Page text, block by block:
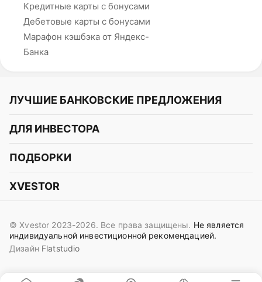
Кредитные карты с бонусами
Дебетовые карты с бонусами
Марафон кэшбэка от Яндекс-
Банка
ЛУЧШИЕ БАНКОВСКИЕ ПРЕДЛОЖЕНИЯ
Альфа-Банк
СБЕР
Газпромбанк
OZON Банк
Совкомбанк
ДЛЯ ИНВЕСТОРА
Курс акций
Курс облигаций
Прогнозы на криптовалюты
Идеи инвест аналитиков
Сигналы трейдеров
ПОДБОРКИ
Подборки акций
Подборки облигаций
XVESTOR
Вконтакте
Поддержка в Telegram
Контакты
© Xvestor 2023-2026. Все права защищены. Не является
индивидуальной инвестиционной рекомендацией.
Дизайн Flatstudio